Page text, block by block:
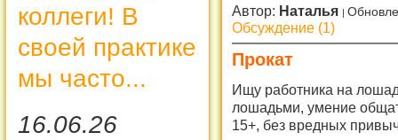
коллеги! В
своей практике
мы часто...
16.06.26
Автор: Наталья
Обсуждение (1)
Прокат
Ищу работника на
лошадьми, умение
15+, без вредных